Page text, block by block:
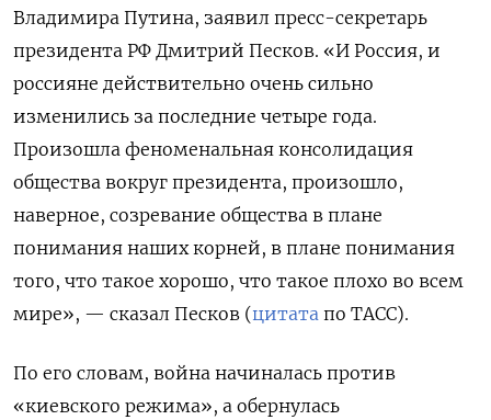
Владимира Путина, заявил пресс-секретарь
президента РФ Дмитрий Песков. «И Россия, и
россияне действительно очень сильно
изменились за последние четыре года.
Произошла феноменальная консолидация
общества вокруг президента, произошло,
наверное, созревание общества в плане
понимания наших корней, в плане понимания
того, что такое хорошо, что такое плохо во всем
мире», — сказал Песков (цитата по ТАСС).
По его словам, война начиналась против
«киевского режима», а обернулась